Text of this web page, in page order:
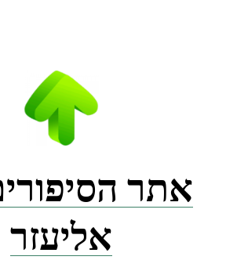
אתר
אליעזר